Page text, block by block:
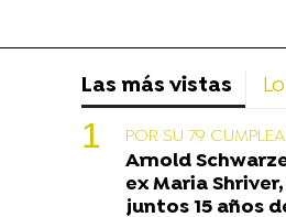
Las más vistas
POR SU 79
Arnold
ex Maria
juntos 15 años